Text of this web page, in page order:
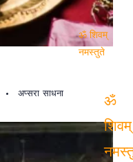
अप्सरा साधना
ॐ